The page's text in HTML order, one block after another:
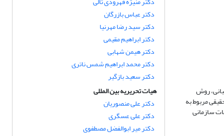
مخاطره شناسی2- مفاهیم، مبانی، روش
نشر یافته­ های علمی و تحقیقی مربوط به
اقدامات سازمانی
دکتر عباس بازرگان
دکتر سید رضا مهرنیا
دکتر ابراهیم مقیمی
دکتر هیمن شهابی
دکتر محمد ابراهیم شمس ناتری
دکتر سعید بازگیر
هیات تحریریه بین المللی
دکتر علی منصوریان
دکتر علی عسگری
دکتر میر ابوالفضل مصطفوی